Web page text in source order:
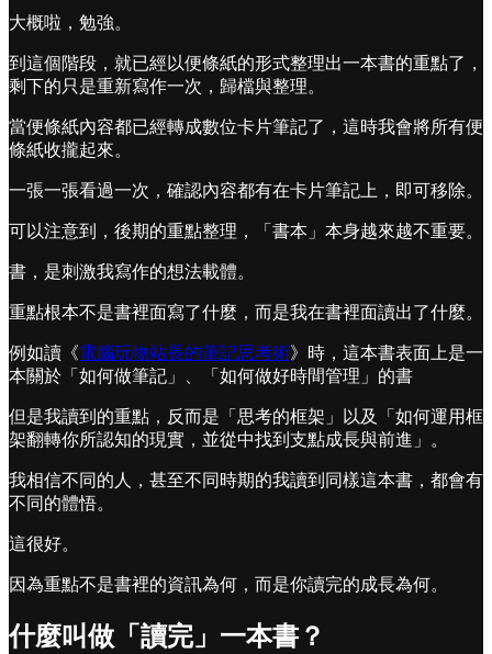
大概啦，勉強。
到這個階段，就已經以便條紙的形式整理出一本書的重點了，
剩下的只是重新寫作一次，歸檔與整理。
當便條紙內容都已經轉成數位卡片筆記了，這時我會將所有便
條紙收攏起來。
一張一張看過一次，確認內容都有在卡片筆記上，即可移除。
可以注意到，後期的重點整理，「書本」本身越來越不重要。
書，是刺激我寫作的想法載體。
重點根本不是書裡面寫了什麼，而是我在書裡面讀出了什麼。
例如讀《電腦玩物站長的筆記思考術》時，這本書表面上是一
本關於「如何做筆記」、「如何做好時間管理」的書
但是我讀到的重點，反而是「思考的框架」以及「如何運用框
架翻轉你所認知的現實，並從中找到支點成長與前進」。
我相信不同的人，甚至不同時期的我讀到同樣這本書，都會有
不同的體悟。
這很好。
因為重點不是書裡的資訊為何，而是你讀完的成長為何。
什麼叫做「讀完」一本書？